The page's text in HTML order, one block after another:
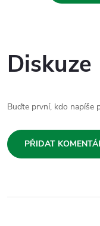
Diskuze
Buďte první, kdo napíše
PŘIDAT